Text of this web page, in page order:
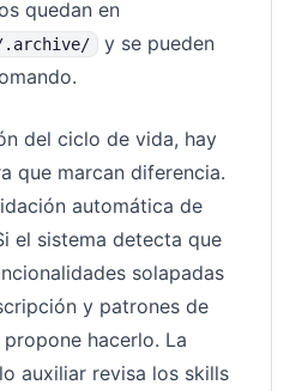
quedan en
y se pueden
del ciclo de vida, hay
que marcan diferencia.
automática de
el sistema detecta que
solapadas
y patrones de
hacerlo. La
auxiliar revisa los skills